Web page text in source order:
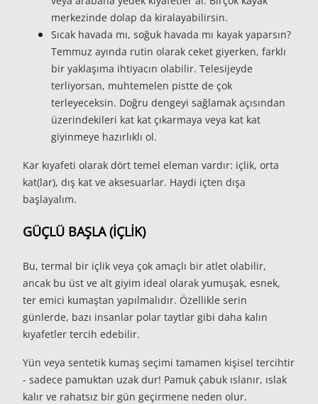
merkezinde dolap da kiralayabilirsin.
Sıcak havada mı, soğuk havada mı kayak yaparsın?
Temmuz ayında rutin olarak ceket giyerken, farklı
bir yaklaşıma ihtiyacın olabilir. Telesijeyde
terliyorsan, muhtemelen pistte de çok
terleyeceksin. Doğru dengeyi sağlamak açısından
üzerindekileri kat kat çıkarmaya veya kat kat
giyinmeye hazırlıklı ol.
Kar kıyafeti olarak dört temel eleman vardır: içlik, orta
kat(lar), dış kat ve aksesuarlar. Haydi içten dışa
başlayalım.
GÜÇLÜ BAŞLA (İÇLİK)
Bu, termal bir içlik veya çok amaçlı bir atlet olabilir,
ancak bu üst ve alt giyim ideal olarak yumuşak, esnek,
ter emici kumaştan yapılmalıdır. Özellikle serin
günlerde, bazı insanlar polar taytlar gibi daha kalın
kıyafetler tercih edebilir.
Yün veya sentetik kumaş seçimi tamamen kişisel tercihtir
- sadece pamuktan uzak dur! Pamuk çabuk ıslanır, ıslak
kalır ve rahatsız bir gün geçirmene neden olur.